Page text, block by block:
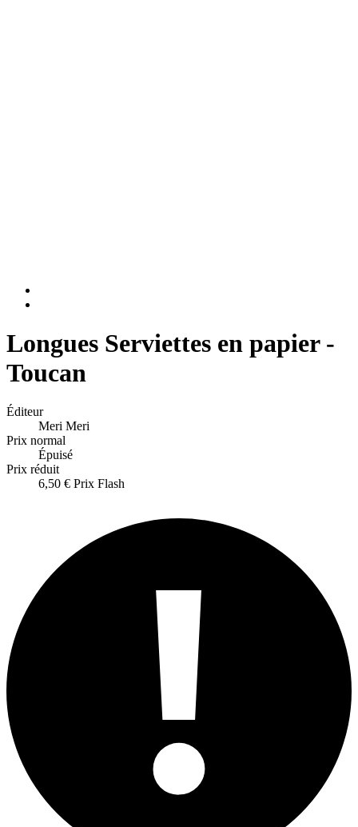
Longues Serviettes en papier -
Toucan
Éditeur
Meri Meri
Prix normal
Épuisé
Prix réduit
6,50 € Prix Flash